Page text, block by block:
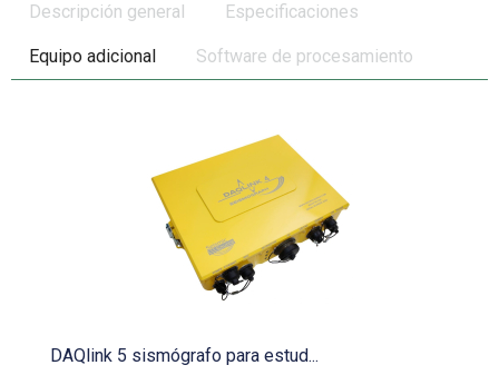
Descripción general Especificaciones
Equipo adicional Software de procesamiento
DAQlink 5 sismógrafo para estud...